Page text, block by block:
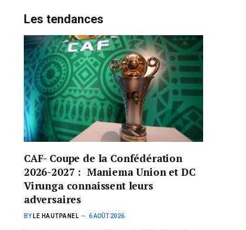
Les tendances
CAF- Coupe de la Confédération
2026-2027 : Maniema Union et DC
Virunga connaissent leurs
adversaires
BY LE HAUTPANEL 6 AOÛT 2026